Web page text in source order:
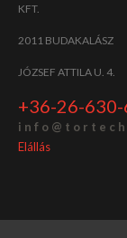
KFT.
2011 BUDAKALÁSZ
JÓZSEF ATTILA U. 4.
+36-26-
i n f o @ t o r t e c h
Elállás